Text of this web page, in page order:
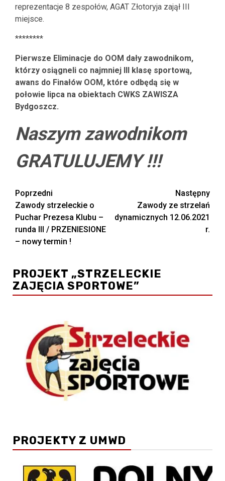
reprezentacje 8 zespołów, AGAT Złotoryja zajął III
miejsce.
********
Pierwsze Eliminacje do OOM dały zawodnikom,
którzy osiągneli co najmniej III klasę sportową,
awans do Finałów OOM, które odbędą się w
połowie lipca na obiektach CWKS ZAWISZA
Bydgoszcz.
Naszym zawodnikom
GRATULUJEMY !!!
Zobacz
wpisy
Poprzedni
Zawody strzeleckie o
Puchar Prezesa Klubu –
runda III / PRZENIESIONE
– nowy termin !
Następny
Zawody ze strzelań
dynamicznych 12.06.2021
r.
PROJEKT „STRZELECKIE
ZAJĘCIA SPORTOWE”
PROJEKTY Z UMWD